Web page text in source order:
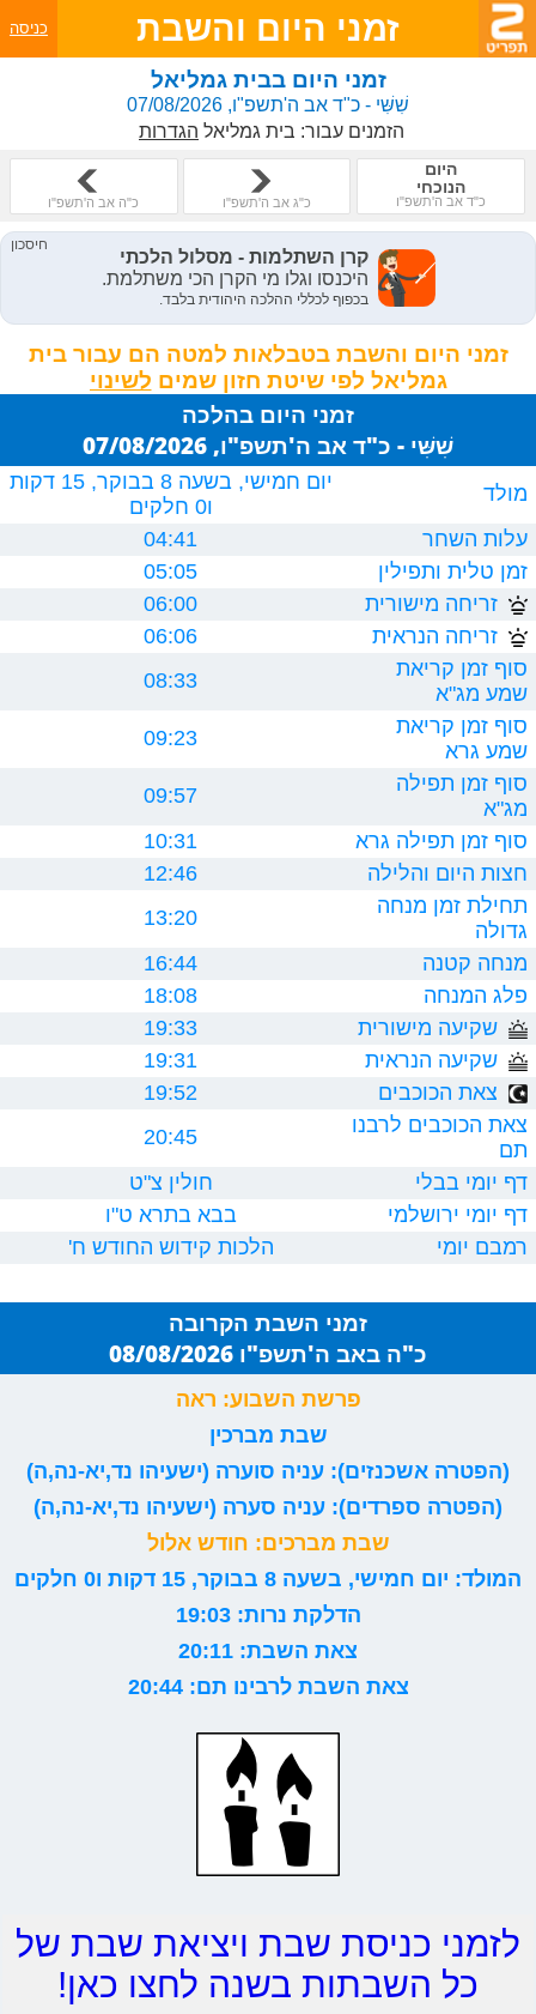
זמני היום והשבת כניסה
זמני היום בבית גמליאל
שִׁשִּׁי - כ"ד אב ה'תשפ"ו, 07/08/2026
הזמנים עבור: בית גמליאל הגדרות
היום
הנוכחי
כ"ד אב ה'תשפ"ו כ"ג אב ה'תשפ"ו כ"ה אב ה'תשפ"ו
זמני היום והשבת בטבלאות למטה הם עבור בית
גמליאל לפי שיטת חזון שמים
זמני היום בהלכה
שִׁשִּׁי - כ"ד אב ה'תשפ"ו, 07/08/2026
מולד
יום חמישי, בשעה 8 בבוקר, 15 דקות
ו0 חלקים
עלות השחר
04:41
זמן טלית ותפילין
05:05
זריחה מישורית
06:00
זריחה הנראית
06:06
סוף זמן קריאת
שמע מג"א
08:33
סוף זמן קריאת
שמע גרא
09:23
סוף זמן תפילה
מג"א
09:57
סוף זמן תפילה גרא
10:31
חצות היום והלילה
12:46
תחילת זמן מנחה
גדולה
13:20
מנחה קטנה
16:44
פלג המנחה
18:08
שקיעה מישורית
19:33
שקיעה הנראית
19:31
צאת הכוכבים
19:52
צאת הכוכבים לרבנו
תם
20:45
דף יומי בבלי
חולין צ"ט
דף יומי ירושלמי
בבא בתרא ט"ו
רמבם יומי
הלכות קידוש החודש ח'
זמני השבת הקרובה
כ"ה באב ה'תשפ"ו 08/08/2026
פרשת השבוע: ראה
שבת מברכין
(הפטרה אשכנזים): עניה סוערה (ישעיהו נד,יא-נה,ה)
(הפטרה ספרדים): עניה סערה (ישעיהו נד,יא-נה,ה)
שבת מברכים: חודש אלול
המולד: יום חמישי, בשעה 8 בבוקר, 15 דקות ו0 חלקים
הדלקת נרות: 19:03
צאת השבת: 20:11
צאת השבת לרבינו תם: 20:44
לזמני כניסת שבת ויציאת שבת של
כל השבתות בשנה לחצו כאן!